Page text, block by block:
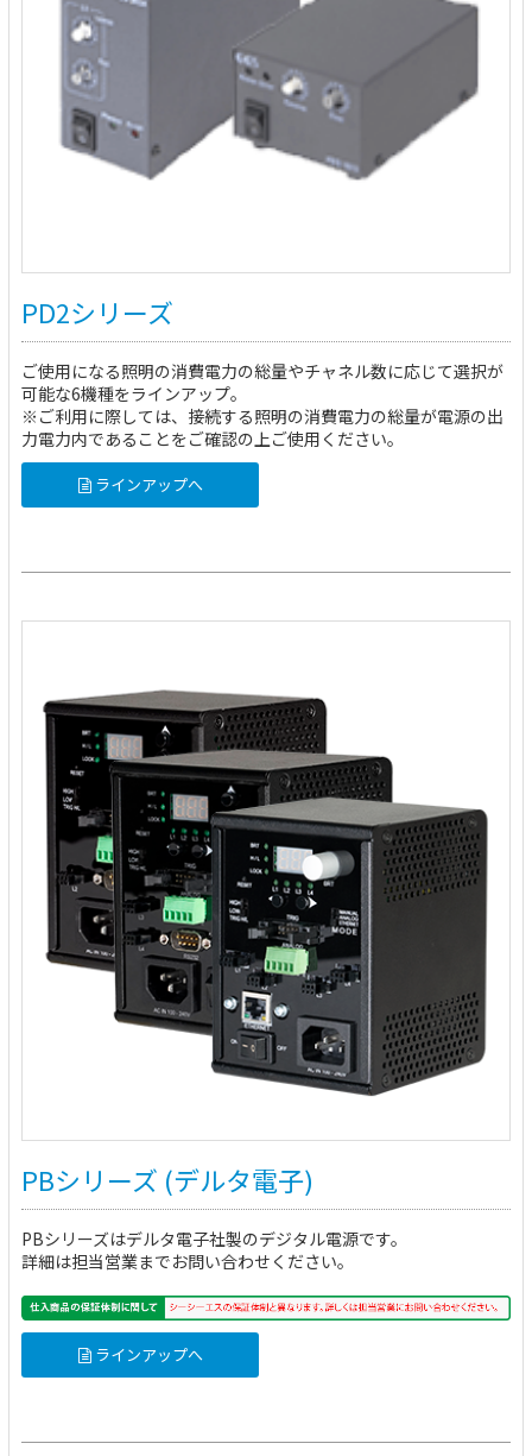
PD2シリーズ
ご使用になる照明の消費電力の総量やチャネル数に応じて選択が
可能な6機種をラインアップ。
※ご利用に際しては、接続する照明の消費電力の総量が電源の出
力電力内であることをご確認の上ご使用ください。
ラインアップへ
PBシリーズ (デルタ電子)
PBシリーズはデルタ電子社製のデジタル電源です。
詳細は担当営業までお問い合わせください。
ラインアップへ